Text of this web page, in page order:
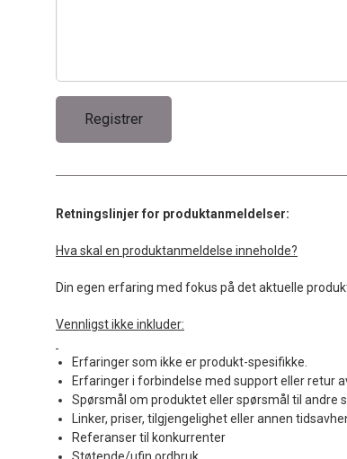
Retningslinjer for produktanmeldelser:
Hva skal en produktanmeldelse inneholde?
Din egen erfaring med fokus på det aktuelle
Vennligst ikke inkluder:
Erfaringer som ikke er produkt-spesifikke.
Erfaringer i forbindelse med support eller retur
Spørsmål om produktet eller spørsmål til andre
Linker, priser, tilgjengelighet eller annen
Referanser til konkurrenter
Støtende/ufin ordbruk.